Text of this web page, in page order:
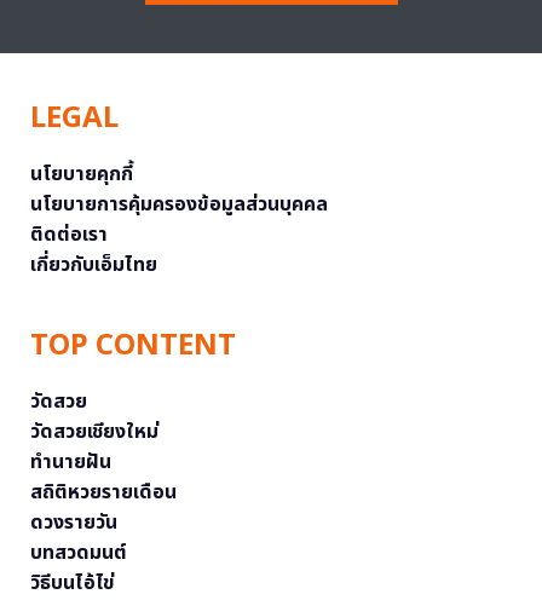
LEGAL
นโยบายคุกกี้
นโยบายการคุ้มครองข้อมูลส่วนบุคคล
ติดต่อเรา
เกี่ยวกับเอ็มไทย
TOP CONTENT
วัดสวย
วัดสวยเชียงใหม่
ทำนายฝัน
สถิติหวยรายเดือน
ดวงรายวัน
บทสวดมนต์
วิธีบนไอ้ไข่